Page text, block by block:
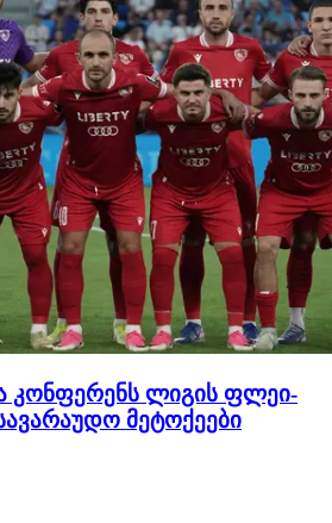
კონფერენს ლიგის ფლეი-
მეტოქეები